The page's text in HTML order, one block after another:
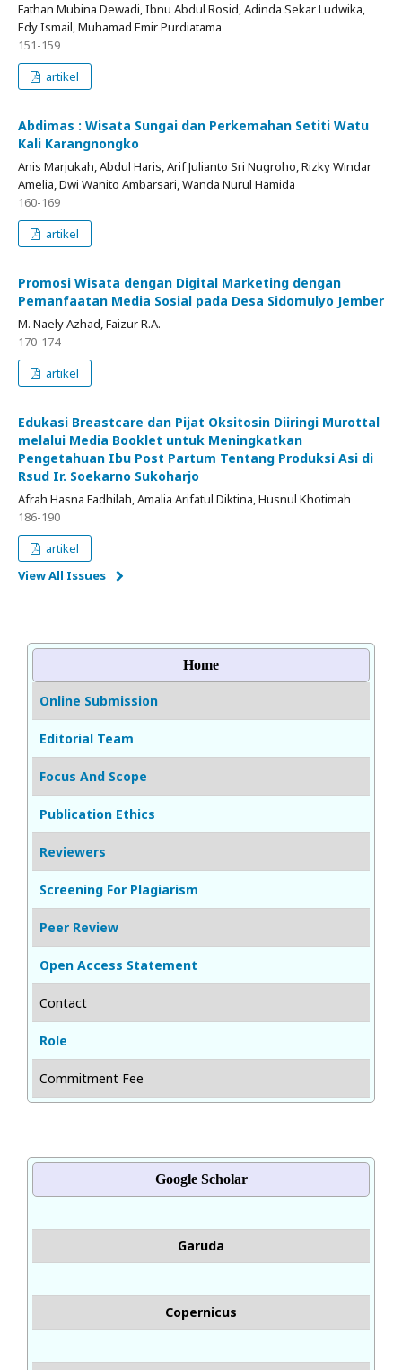
Fathan Mubina Dewadi, Ibnu Abdul Rosid, Adinda Sekar Ludwika,
Edy Ismail, Muhamad Emir Purdiatama
151-159
artikel
Abdimas : Wisata Sungai dan Perkemahan Setiti Watu
Kali Karangnongko
Anis Marjukah, Abdul Haris, Arif Julianto Sri Nugroho, Rizky Windar
Amelia, Dwi Wanito Ambarsari, Wanda Nurul Hamida
160-169
artikel
Promosi Wisata dengan Digital Marketing dengan
Pemanfaatan Media Sosial pada Desa Sidomulyo Jember
M. Naely Azhad, Faizur R.A.
170-174
artikel
Edukasi Breastcare dan Pijat Oksitosin Diiringi Murottal
melalui Media Booklet untuk Meningkatkan
Pengetahuan Ibu Post Partum Tentang Produksi Asi di
Rsud Ir. Soekarno Sukoharjo
Afrah Hasna Fadhilah, Amalia Arifatul Diktina, Husnul Khotimah
186-190
artikel
View All Issues
Home
Online Submission
Editorial Team
Focus And Scope
Publication Ethics
Reviewers
Screening For Plagiarism
Peer Review
Open Access Statement
Contact
Role
Commitment Fee
Google Scholar
Garuda
Copernicus